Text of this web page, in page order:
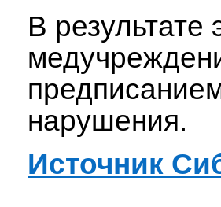
В результате
нарушения.
Источник